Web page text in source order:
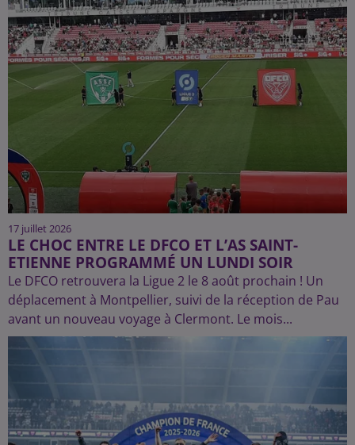
17 juillet 2026
LE CHOC ENTRE LE DFCO ET L’AS SAINT-
ETIENNE PROGRAMMÉ UN LUNDI SOIR
Le DFCO retrouvera la Ligue 2 le 8 août prochain ! Un
déplacement à Montpellier, suivi de la réception de Pau
avant un nouveau voyage à Clermont. Le mois...